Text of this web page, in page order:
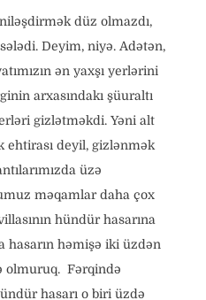
düz olmazdı,
Deyim, niyə. Adətən,
ən yaxşı yerlərini
arxasındakı şüuraltı
gizlətməkdi. Yəni alt
deyil, gizlənmək
üzə
məqamlar daha çox
hündür hasarına
hasarın həmişə iki üzdən
olmuruq. Fərqində
hasarı o biri üzdə